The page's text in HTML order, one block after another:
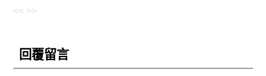
<< >>
回覆留言